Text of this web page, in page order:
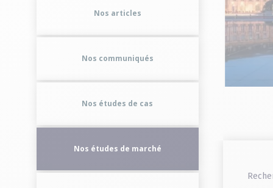
Lire la suite
Nos articles
Nos communiqués
Nos études de cas
Nos études de marché